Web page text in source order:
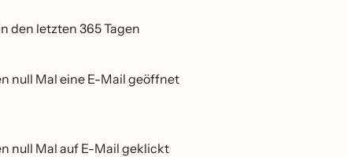
den letzten 365 Tagen
null Mal eine E-Mail geöffnet
null Mal auf E-Mail geklickt